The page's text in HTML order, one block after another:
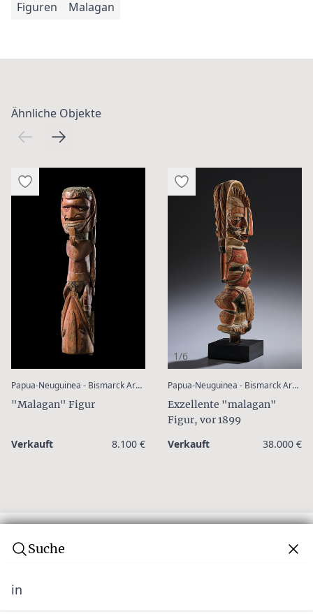
Figuren Malagan
Ähnliche Objekte
Papua-Neuguinea - Bismarck Archipel - Neu Irland :
"Malagan" Figur
Verkauft 8.100 €
1/6
Papua-Neuguinea - Bismarck Archipel - Neu Irland
Exzellente "malagan"
Figur, vor 1899
Verkauft 38.000 €
Suche
in
Abonnieren Sie unseren Newsletter